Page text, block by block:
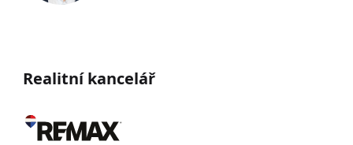
Realitní kancelář